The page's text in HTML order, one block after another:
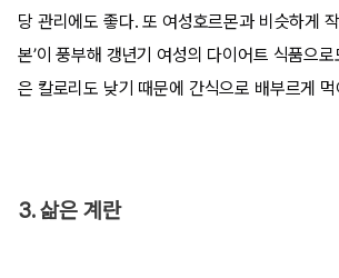
당 관리에도 좋다. 또 여성호르몬과 비슷하게
본’이 풍부해 갱년기 여성의 다이어트 식품으
은 칼로리도 낮기 때문에 간식으로 배부르게
3. 삶은 계란